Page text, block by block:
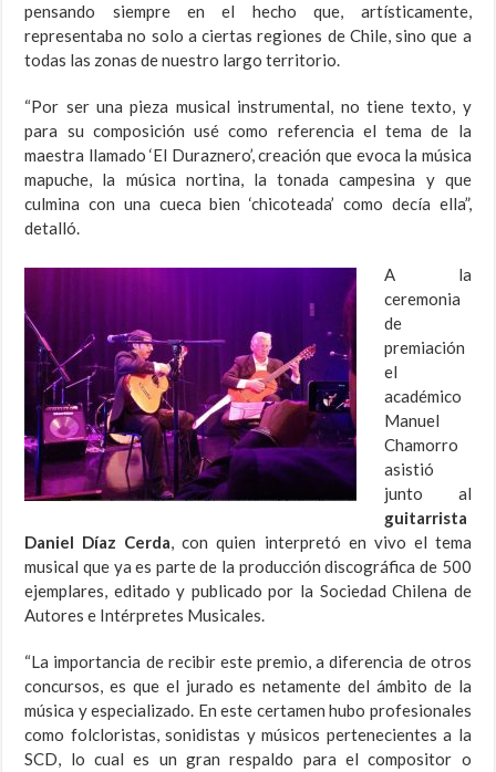
pensando siempre en el hecho que, artísticamente,
representaba no solo a ciertas regiones de Chile, sino que a
todas las zonas de nuestro largo territorio.
“Por ser una pieza musical instrumental, no tiene texto, y
para su composición usé como referencia el tema de la
maestra llamado ‘El Duraznero’, creación que evoca la música
mapuche, la música nortina, la tonada campesina y que
culmina con una cueca bien ‘chicoteada’ como decía ella”,
detalló.
A la
ceremonia
de
premiación
el
académico
Manuel
Chamorro
asistió
junto al
guitarrista
Daniel Díaz Cerda, con quien interpretó en vivo el tema
musical que ya es parte de la producción discográfica de 500
ejemplares, editado y publicado por la Sociedad Chilena de
Autores e Intérpretes Musicales.
“La importancia de recibir este premio, a diferencia de otros
concursos, es que el jurado es netamente del ámbito de la
música y especializado. En este certamen hubo profesionales
como folcloristas, sonidistas y músicos pertenecientes a la
SCD, lo cual es un gran respaldo para el compositor o